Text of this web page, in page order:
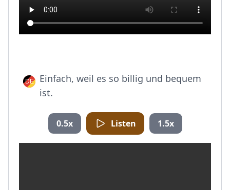
Einfach, weil es so billig und bequem
ist.
0.5x Listen 1.5x